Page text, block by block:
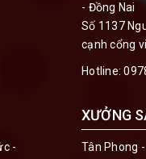
- Đồng Nai
Số 1137
cạnh cổng
Hotline:
-
XƯỞNG
Tân Phong